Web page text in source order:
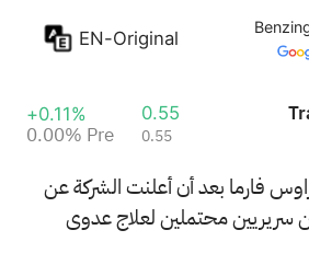
EN-Original
0.55
0.55
+0.11%
0.00% Pre
فارما بعد أن أعلنت الشركة عن
محتملين لعلاج عدوى